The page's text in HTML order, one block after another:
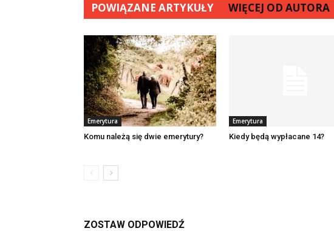
POWIĄZANE ARTYKUŁY WIĘCEJ OD AUTORA
Emerytura
Komu należą się dwie emerytury?
Emerytura
Kiedy będą wypłacane 14?
ZOSTAW ODPOWIEDŹ